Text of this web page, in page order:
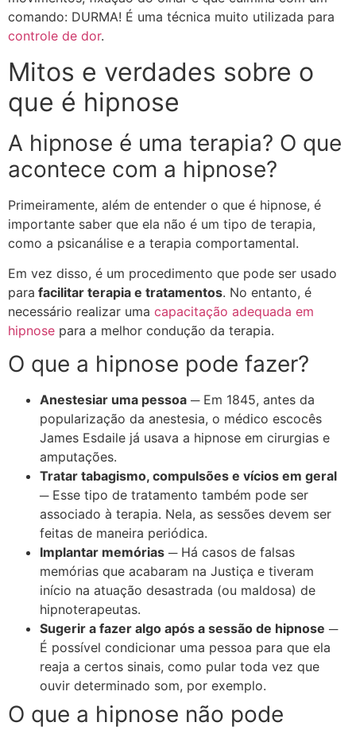
comando: DURMA! É uma técnica muito utilizada para
controle de dor.
Mitos e verdades sobre o
que é hipnose
A hipnose é uma terapia? O que
acontece com a hipnose?
Primeiramente, além de entender o que é hipnose, é
importante saber que ela não é um tipo de terapia,
como a psicanálise e a terapia comportamental.
Em vez disso, é um procedimento que pode ser usado
para facilitar terapia e tratamentos. No entanto, é
necessário realizar uma capacitação adequada em
hipnose para a melhor condução da terapia.
O que a hipnose pode fazer?
Anestesiar uma pessoa ─ Em 1845, antes da
popularização da anestesia, o médico escocês
James Esdaile já usava a hipnose em cirurgias e
amputações.
Tratar tabagismo, compulsões e vícios em geral
─ Esse tipo de tratamento também pode ser
associado à terapia. Nela, as sessões devem ser
feitas de maneira periódica.
Implantar memórias ─ Há casos de falsas
memórias que acabaram na Justiça e tiveram
início na atuação desastrada (ou maldosa) de
hipnoterapeutas.
Sugerir a fazer algo após a sessão de hipnose ─
É possível condicionar uma pessoa para que ela
reaja a certos sinais, como pular toda vez que
ouvir determinado som, por exemplo.
O que a hipnose não pode